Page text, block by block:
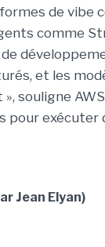
de vibe
comme
et les
souligne
pour
Jean Elyan)